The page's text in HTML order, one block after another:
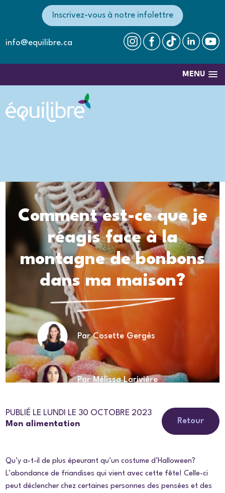
info@equilibre.ca
Inscrivez-vous à notre infolettre
MENU
Comment est-ce que je
réagis face à la
montagne de bonbons
dans ma maison?
Par Cosette Gergès
Par Mélissa Larivière
PUBLIÉ LE LUNDI LE 30 OCTOBRE 2023
Mon alimentation
Retour
Qu’y a-t-il de plus épeurant qu’un costume d’Halloween?
L’abondance de friandises qui vient avec cette fête! Celle-ci
peut déclencher chez certaines personnes des pensées et des